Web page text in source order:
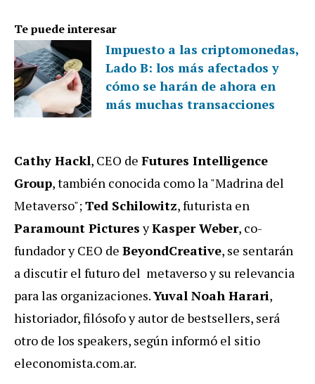
Te puede interesar
Impuesto a las criptomonedas,
Lado B: los más afectados y
cómo se harán de ahora en
más muchas transacciones
Cathy Hackl, CEO de Futures Intelligence
Group, también conocida como la "Madrina del
Metaverso";Ted Schilowitz, futurista en
Paramount PicturesyKasper Weber, co-
fundador y CEO de BeyondCreative, se sentarán
a discutir el futuro del metaverso y su relevancia
para las organizaciones.Yuval Noah Harari,
historiador, filósofo y autor de bestsellers, será
otro de los speakers, según informó el sitio
eleconomista.com.ar.